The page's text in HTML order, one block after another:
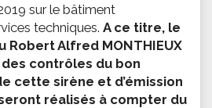
sur le bâtiment
techniques. A ce titre, le
Robert Alfred MONTHIEUX
contrôles du bon
cette sirène et d’émission
réalisés à compter du